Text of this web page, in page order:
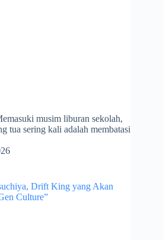
musim liburan sekolah,
tua sering kali adalah membatasi
Drift King yang Akan
Culture”